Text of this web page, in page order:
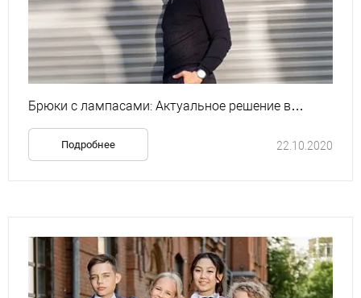
Брюки с лампасами: Актуальное решение в
22.10.2020
Подробнее